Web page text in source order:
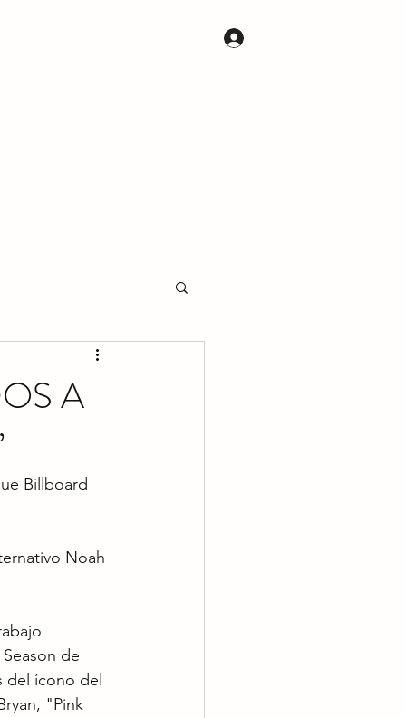
A
Billboard
Noah
de
del ícono del
"Pink